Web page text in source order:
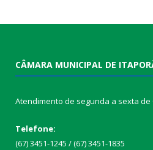
CÂMARA MUNICIPAL DE
Atendimento de segunda a sexta de
Telefone:
(67) 3451-1245 / (67) 3451-1835